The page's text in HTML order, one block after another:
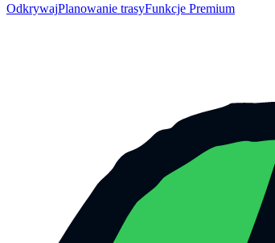
OdkrywajPlanowanie trasyFunkcje Premium